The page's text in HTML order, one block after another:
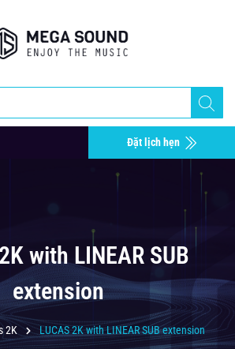
Đặt lịch hẹn
with LINEAR SUB
extension
2K LUCAS 2K with LINEAR SUB extension